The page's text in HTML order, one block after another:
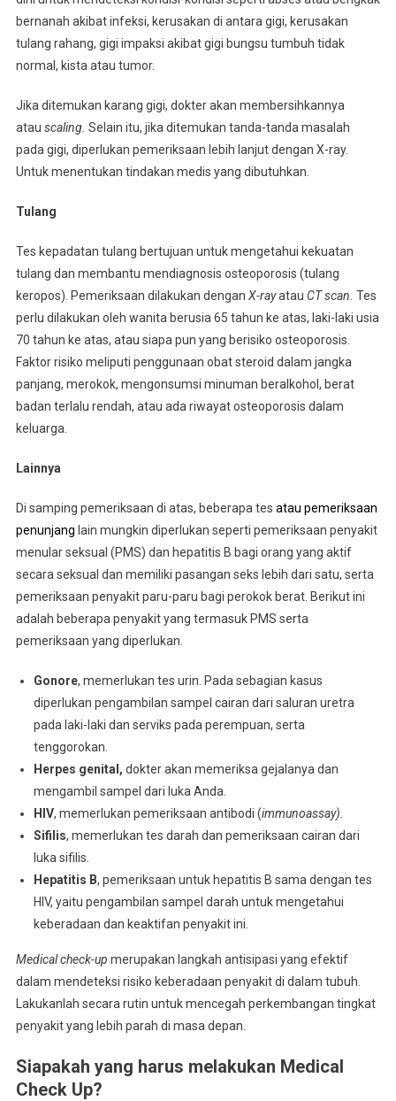
bernanah akibat infeksi, kerusakan di antara gigi, kerusakan
tulang rahang, gigi impaksi akibat gigi bungsu tumbuh tidak
normal, kista atau tumor.
Jika ditemukan karang gigi, dokter akan membersihkannya
atau scaling. Selain itu, jika ditemukan tanda-tanda masalah
pada gigi, diperlukan pemeriksaan lebih lanjut dengan X-ray.
Untuk menentukan tindakan medis yang dibutuhkan.
Tulang
Tes kepadatan tulang bertujuan untuk mengetahui kekuatan
tulang dan membantu mendiagnosis osteoporosis (tulang
keropos). Pemeriksaan dilakukan dengan X-rayatau CT scan. Tes
perlu dilakukan oleh wanita berusia 65 tahun ke atas, laki-laki usia
70 tahun ke atas, atau siapa pun yang berisiko osteoporosis.
Faktor risiko meliputi penggunaan obat steroid dalam jangka
panjang, merokok, mengonsumsi minuman beralkohol, berat
badan terlalu rendah, atau ada riwayat osteoporosis dalam
keluarga.
Lainnya
Di samping pemeriksaan di atas, beberapa tes atau pemeriksaan
penunjang lain mungkin diperlukan seperti pemeriksaan penyakit
menular seksual (PMS) dan hepatitis B bagi orang yang aktif
secara seksual dan memiliki pasangan seks lebih dari satu, serta
pemeriksaan penyakit paru-paru bagi perokok berat. Berikut ini
adalah beberapa penyakit yang termasuk PMS serta
pemeriksaan yang diperlukan.
Gonore, memerlukan tes urin. Pada sebagian kasus
diperlukan pengambilan sampel cairan dari saluran uretra
pada laki-laki dan serviks pada perempuan, serta
tenggorokan.
Herpes genital, dokter akan memeriksa gejalanya dan
mengambil sampel dari luka Anda.
HIV, memerlukan pemeriksaan antibodi (immunoassay).
Sifilis, memerlukan tes darah dan pemeriksaan cairan dari
luka sifilis.
Hepatitis B, pemeriksaan untuk hepatitis B sama dengan tes
HIV, yaitu pengambilan sampel darah untuk mengetahui
keberadaan dan keaktifan penyakit ini.
Medical check-up merupakan langkah antisipasi yang efektif
dalam mendeteksi risiko keberadaan penyakit di dalam tubuh.
Lakukanlah secara rutin untuk mencegah perkembangan tingkat
penyakit yang lebih parah di masa depan.
Siapakah yang harus melakukan Medical
Check Up?